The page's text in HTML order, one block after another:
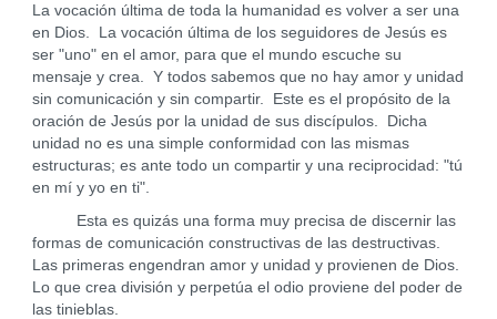
La vocación última de toda la humanidad es volver a ser una
en Dios. La vocación última de los seguidores de Jesús es
ser "uno" en el amor, para que el mundo escuche su
mensaje y crea. Y todos sabemos que no hay amor y unidad
sin comunicación y sin compartir. Este es el propósito de la
oración de Jesús por la unidad de sus discípulos. Dicha
unidad no es una simple conformidad con las mismas
estructuras; es ante todo un compartir y una reciprocidad: "tú
en mí y yo en ti".
Esta es quizás una forma muy precisa de discernir las
formas de comunicación constructivas de las destructivas.
Las primeras engendran amor y unidad y provienen de Dios.
Lo que crea división y perpetúa el odio proviene del poder de
las tinieblas.